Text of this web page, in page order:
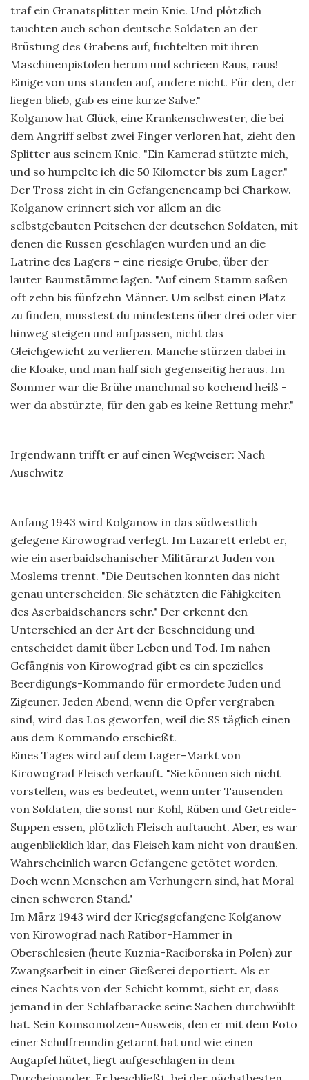
traf ein Granatsplitter mein Knie. Und plötzlich
tauchten auch schon deutsche Soldaten an der
Brüstung des Grabens auf, fuchtelten mit ihren
Maschinenpistolen herum und schrieen Raus, raus!
Einige von uns standen auf, andere nicht. Für den, der
liegen blieb, gab es eine kurze Salve."
Kolganow hat Glück, eine Krankenschwester, die bei
dem Angriff selbst zwei Finger verloren hat, zieht den
Splitter aus seinem Knie. "Ein Kamerad stützte mich,
und so humpelte ich die 50 Kilometer bis zum Lager."
Der Tross zieht in ein Gefangenencamp bei Charkow.
Kolganow erinnert sich vor allem an die
selbstgebauten Peitschen der deutschen Soldaten, mit
denen die Russen geschlagen wurden und an die
Latrine des Lagers - eine riesige Grube, über der
lauter Baumstämme lagen. "Auf einem Stamm saßen
oft zehn bis fünfzehn Männer. Um selbst einen Platz
zu finden, musstest du mindestens über drei oder vier
hinweg steigen und aufpassen, nicht das
Gleichgewicht zu verlieren. Manche stürzen dabei in
die Kloake, und man half sich gegenseitig heraus. Im
Sommer war die Brühe manchmal so kochend heiß -
wer da abstürzte, für den gab es keine Rettung mehr."
Irgendwann trifft er auf einen Wegweiser: Nach
Auschwitz
Anfang 1943 wird Kolganow in das südwestlich
gelegene Kirowograd verlegt. Im Lazarett erlebt er,
wie ein aserbaidschanischer Militärarzt Juden von
Moslems trennt. "Die Deutschen konnten das nicht
genau unterscheiden. Sie schätzten die Fähigkeiten
des Aserbaidschaners sehr." Der erkennt den
Unterschied an der Art der Beschneidung und
entscheidet damit über Leben und Tod. Im nahen
Gefängnis von Kirowograd gibt es ein spezielles
Beerdigungs-Kommando für ermordete Juden und
Zigeuner. Jeden Abend, wenn die Opfer vergraben
sind, wird das Los geworfen, weil die SS täglich einen
aus dem Kommando erschießt.
Eines Tages wird auf dem Lager-Markt von
Kirowograd Fleisch verkauft. "Sie können sich nicht
vorstellen, was es bedeutet, wenn unter Tausenden
von Soldaten, die sonst nur Kohl, Rüben und Getreide-
Suppen essen, plötzlich Fleisch auftaucht. Aber, es war
augenblicklich klar, das Fleisch kam nicht von draußen.
Wahrscheinlich waren Gefangene getötet worden.
Doch wenn Menschen am Verhungern sind, hat Moral
einen schweren Stand."
Im März 1943 wird der Kriegsgefangene Kolganow
von Kirowograd nach Ratibor-Hammer in
Oberschlesien (heute Kuznia-Raciborska in Polen) zur
Zwangsarbeit in einer Gießerei deportiert. Als er
eines Nachts von der Schicht kommt, sieht er, dass
jemand in der Schlafbaracke seine Sachen durchwühlt
hat. Sein Komsomolzen-Ausweis, den er mit dem Foto
einer Schulfreundin getarnt hat und wie einen
Augapfel hütet, liegt aufgeschlagen in dem